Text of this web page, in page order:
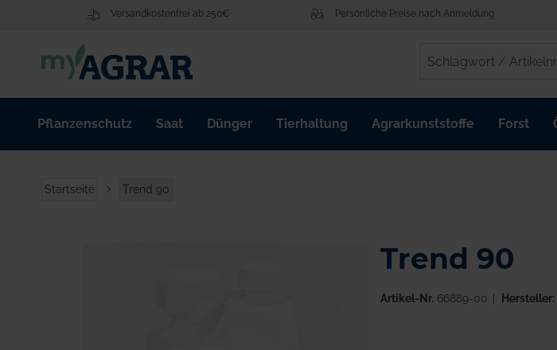
Versandkostenfrei ab 250€ Persönliche Preise nach Anmeldung
Pflanzenschutz Saat Dünger Tierhaltung Agrarkunststoffe Forst
Startseite Trend 90
Trend 90
Artikel-Nr. 66889-00 Hersteller: